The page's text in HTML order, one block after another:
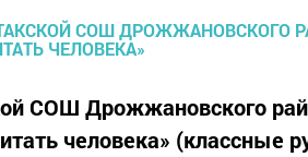
СОШ Дрожжановского
человека» (классные